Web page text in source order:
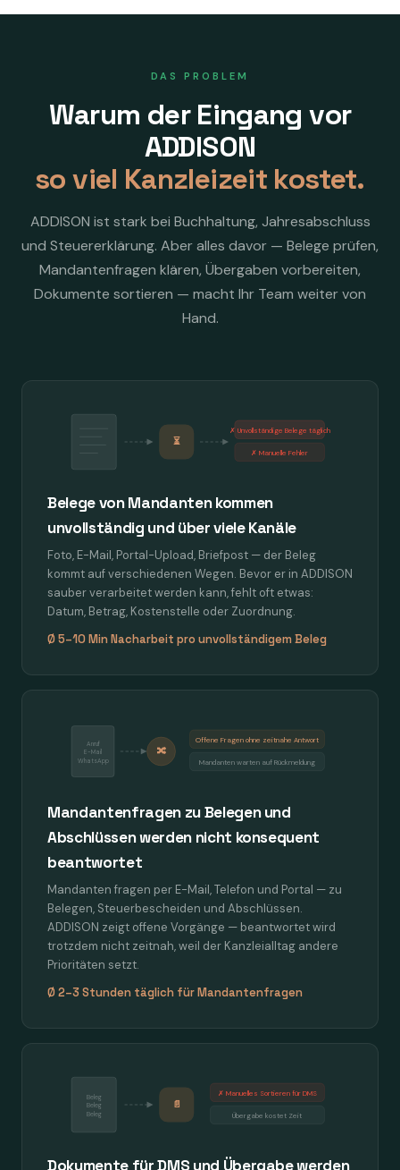
DAS PROBLEM
Warum der Eingang vor
ADDISON
so viel Kanzleizeit kostet.
ADDISON ist stark bei Buchhaltung, Jahresabschluss
und Steuererklärung. Aber alles davor — Belege prüfen,
Mandantenfragen klären, Übergaben vorbereiten,
Dokumente sortieren — macht Ihr Team weiter von
Hand.
⏳
✗ Unvollständige Belege täglich
✗ Manuelle Fehler
Belege von Mandanten kommen
unvollständig und über viele Kanäle
Foto, E-Mail, Portal-Upload, Briefpost — der Beleg
kommt auf verschiedenen Wegen. Bevor er in ADDISON
sauber verarbeitet werden kann, fehlt oft etwas:
Datum, Betrag, Kostenstelle oder Zuordnung.
Ø 5–10 Min Nacharbeit pro unvollständigem Beleg
Anruf
E-Mail
WhatsApp
🔀
Offene Fragen ohne zeitnahe Antwort
Mandanten warten auf Rückmeldung
Mandantenfragen zu Belegen und
Abschlüssen werden nicht konsequent
beantwortet
Mandanten fragen per E-Mail, Telefon und Portal — zu
Belegen, Steuerbescheiden und Abschlüssen.
ADDISON zeigt offene Vorgänge — beantwortet wird
trotzdem nicht zeitnah, weil der Kanzleialltag andere
Prioritäten setzt.
Ø 2–3 Stunden täglich für Mandantenfragen
Beleg
Beleg
Beleg
📄
✗ Manuelles Sortieren für DMS
Übergabe kostet Zeit
Dokumente für DMS und Übergabe werden